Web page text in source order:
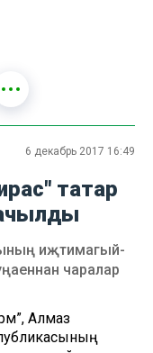
6 декабрь 2017 16:49
татар
ачылды
иҗтимагый-
уңаеннан чаралар
Алмаз